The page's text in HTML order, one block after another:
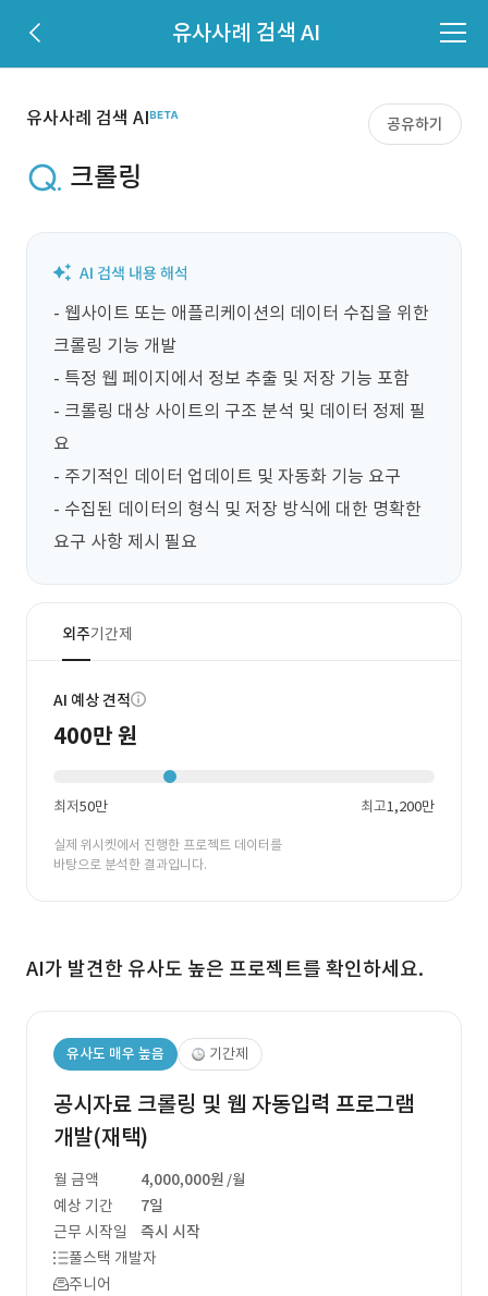
유사사례 검색 AI
유사사례 검색 AI 공유하기
크롤링
- 웹사이트 또는 애플리케이션의 데이터 수집을 위한
크롤링 기능 개발
- 특정 웹 페이지에서 정보 추출 및 저장 기능 포함
- 크롤링 대상 사이트의 구조 분석 및 데이터 정제 필
요
- 주기적인 데이터 업데이트 및 자동화 기능 요구
- 수집된 데이터의 형식 및 저장 방식에 대한 명확한
요구 사항 제시 필요
외주기간제
AI 예상 견적
400만 원
최저50만 최고1,200만
실제 위시켓에서 진행한 프로젝트 데이터를
바탕으로 분석한 결과입니다.
AI가 발견한 유사도 높은 프로젝트를 확인하세요.
유사도 매우 높음 기간제
공시자료 크롤링 및 웹 자동입력 프로그램
개발(재택)
월 금액 4,000,000원 /월
예상 기간
7일
근무 시작일
즉시 시작
풀스택 개발자
주니어